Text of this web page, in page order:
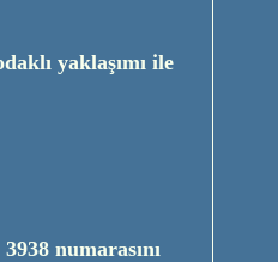
yaklaşımı ile
3938 numarasını